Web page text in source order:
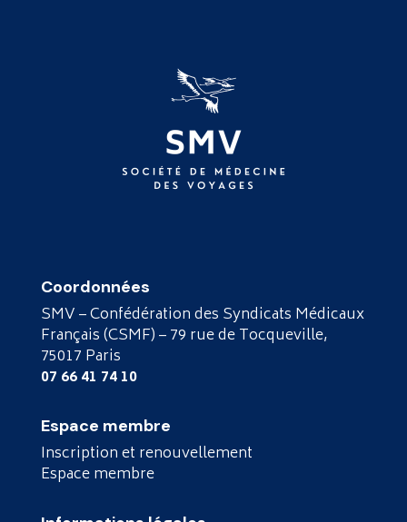
Coordonnées
SMV – Confédération des Syndicats Médicaux
Français (CSMF) – 79 rue de Tocqueville,
75017 Paris
07 66 41 74 10
Espace membre
Inscription et renouvellement
Espace membre